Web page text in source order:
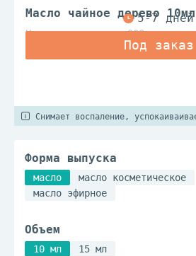
Масло чайное дерево 10мл
Натуральные масла ООО
Снимает воспаление,
Форма выпуска
масло
масло косметическое
масло эфирное
Объем
10 мл 15 мл